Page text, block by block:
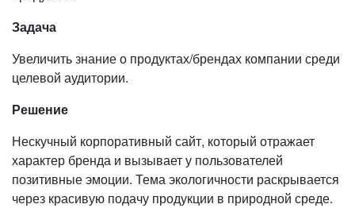
Задача
Увеличить знание о продуктах/брендах компании среди
целевой аудитории.
Решение
Нескучный корпоративный сайт, который отражает
характер бренда и вызывает у пользователей
позитивные эмоции. Тема экологичности раскрывается
через красивую подачу продукции в природной среде.